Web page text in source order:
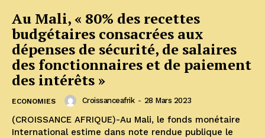
Au Mali, « 80% des recettes
budgétaires consacrées aux
dépenses de sécurité, de salaires
des fonctionnaires et de paiement
des intérêts »
ECONOMIES Croissanceafrik - 28 Mars 2023
(CROISSANCE AFRIQUE)-Au Mali, le fonds monétaire
International estime dans note rendue publique le